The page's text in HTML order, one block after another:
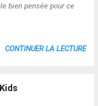
bien pensée pour ce
CONTINUER LA LECTURE